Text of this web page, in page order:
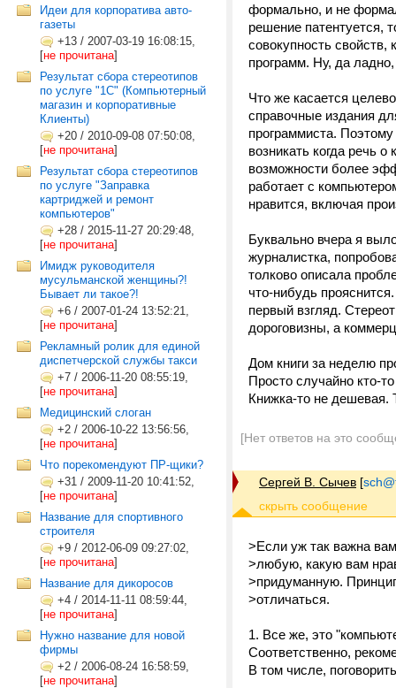
Идеи для корпоратива авто-
газеты
+13 / 2007-03-19 16:08:15,
[не прочитана]
Результат сбора стереотипов
по услуге "1С" (Компьютерный
магазин и корпоративные
Клиенты)
+20 / 2010-09-08 07:50:08,
[не прочитана]
Результат сбора стереотипов
по услуге "Заправка
картриджей и ремонт
компьютеров"
+28 / 2015-11-27 20:29:48,
[не прочитана]
Имидж руководителя
мусульманской женщины?!
Бывает ли такое?!
+6 / 2007-01-24 13:52:21,
[не прочитана]
Рекламный ролик для единой
диспетчерской службы такси
+7 / 2006-11-20 08:55:19,
[не прочитана]
Медицинский слоган
+2 / 2006-10-22 13:56:56,
[не прочитана]
Что порекомендуют ПР-щики?
+31 / 2009-11-20 10:41:52,
[не прочитана]
Название для спортивного
строителя
+9 / 2012-06-09 09:27:02,
[не прочитана]
Название для дикоросов
+4 / 2014-11-11 08:59:44,
[не прочитана]
Нужно название для новой
фирмы
+2 / 2006-08-24 16:58:59,
[не прочитана]
формально, и не
решение патентуется,
совокупность свойств,
программ. Ну, да
Что же касается
справочные издания
программиста.
возникать когда речь
возможности более
работает с
нравится, включая
Буквально вчера я
журналистка,
толково описала
что-нибудь
первый взгляд.
дороговизны, а
Дом книги за неделю
Просто случайно кто-
Книжка-то не дешевая.
[Нет ответов на это
Сергей В. Сычев [
>Если уж так важна
>любую, какую вам
>придуманную.
>отличаться.
1. Все же, это
Соответственно,
В том числе,